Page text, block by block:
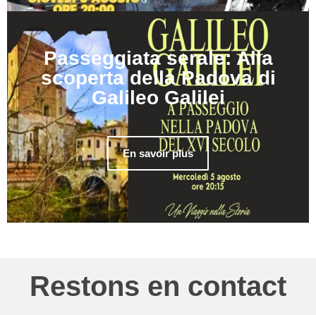
Passeggiata serale: Alla
scoperta della Padova di
Galileo Galilei
En savoir plus
Restons en contact